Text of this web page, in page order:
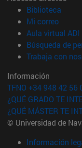
Biblioteca
Mi correo(abre
Aula virtual ADI
Búsqueda de
Trabaja con
Información
TFNO +34 948 42 56
¿QUÉ GRADO TE
¿QUÉ MÁSTER TE
© Universidad de
Información